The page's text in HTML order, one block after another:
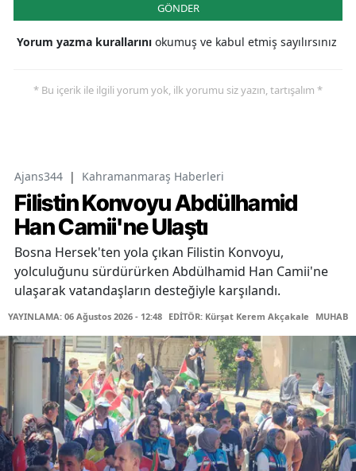
GÖNDER
Yorum yazma kurallarını okumuş ve kabul etmiş sayılırsınız
* Bu içerik ile ilgili yorum yok, ilk yorumu siz yazın, tartışalım *
Ajans344 | Kahramanmaraş Haberleri
Filistin Konvoyu Abdülhamid
Han Camii'ne Ulaştı
Bosna Hersek'ten yola çıkan Filistin Konvoyu,
yolculuğunu sürdürürken Abdülhamid Han Camii'ne
ulaşarak vatandaşların desteğiyle karşılandı.
YAYINLAMA: 06 Ağustos 2026 - 12:48 EDİTÖR: Kürşat Kerem Akçakale